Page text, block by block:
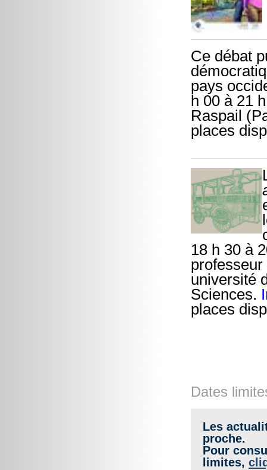
Ce débat
pays
h 00 à 21
Raspail
places
18 h 30 à
université
Sciences.
places
Dates
Les
proche.
Pour
limites,